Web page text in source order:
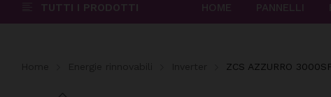
TUTTI I PRODOTTI HOME PANNELLI
ZCS AZZURRO